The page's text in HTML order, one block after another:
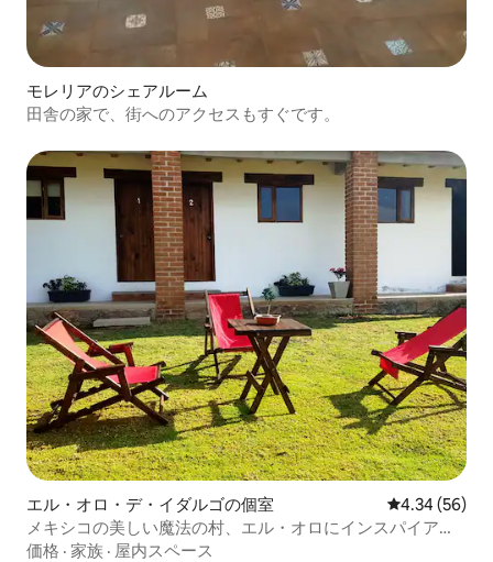
モレリアのシェアルーム
田舎の家で、街へのアクセスもすぐです。
エル・オロ・デ・イダルゴの個室 レビュー56
4.34 (56)
メキシコの美しい魔法の村、エル・オロにインスパイアさ
れました。
価格 · 家族 · 屋内スペース